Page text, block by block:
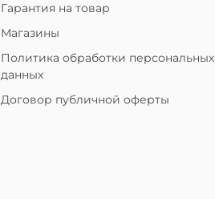
Гарантия на товар
Магазины
Политика обработки персональных
данных
Договор публичной оферты